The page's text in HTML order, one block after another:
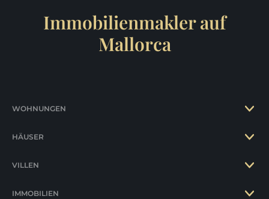
Immobilienmakler auf
Mallorca
WOHNUNGEN
HÄUSER
VILLEN
IMMOBILIEN